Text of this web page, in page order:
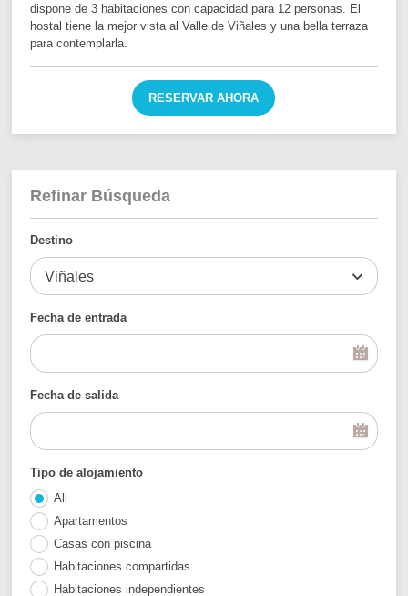
Refinar Búsqueda
Tipo de alojamiento
All
Apartamentos
Casas con piscina
Habitaciones compartidas
Habitaciones independientes
Destino
Viñales
Fecha de entrada
Fecha de salida
dispone de 3 habitaciones con capacidad para 12 personas. El
hostal tiene la mejor vista al Valle de Viñales y una bella terraza
para contemplarla.
RESERVAR AHORA